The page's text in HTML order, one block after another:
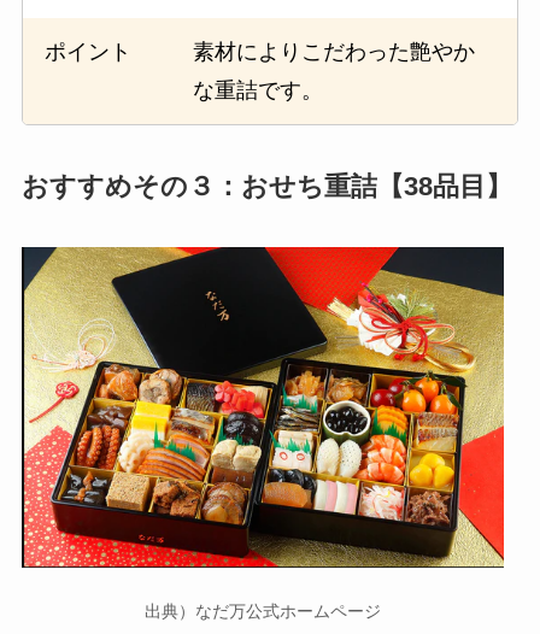
ポイント
素材によりこだわった艶やか
な重詰です。
おすすめその３：おせち重詰【38品目】
出典）なだ万公式ホームページ